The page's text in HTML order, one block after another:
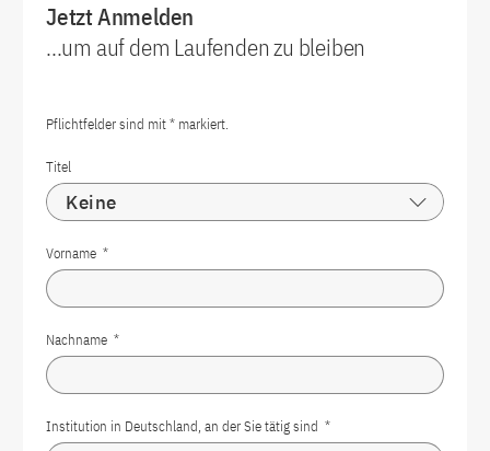
Jetzt Anmelden
...um auf dem Laufenden zu bleiben
Pflichtfelder sind mit * markiert.
Titel
Vorname *
Nachname *
Institution in Deutschland, an der Sie tätig sind *